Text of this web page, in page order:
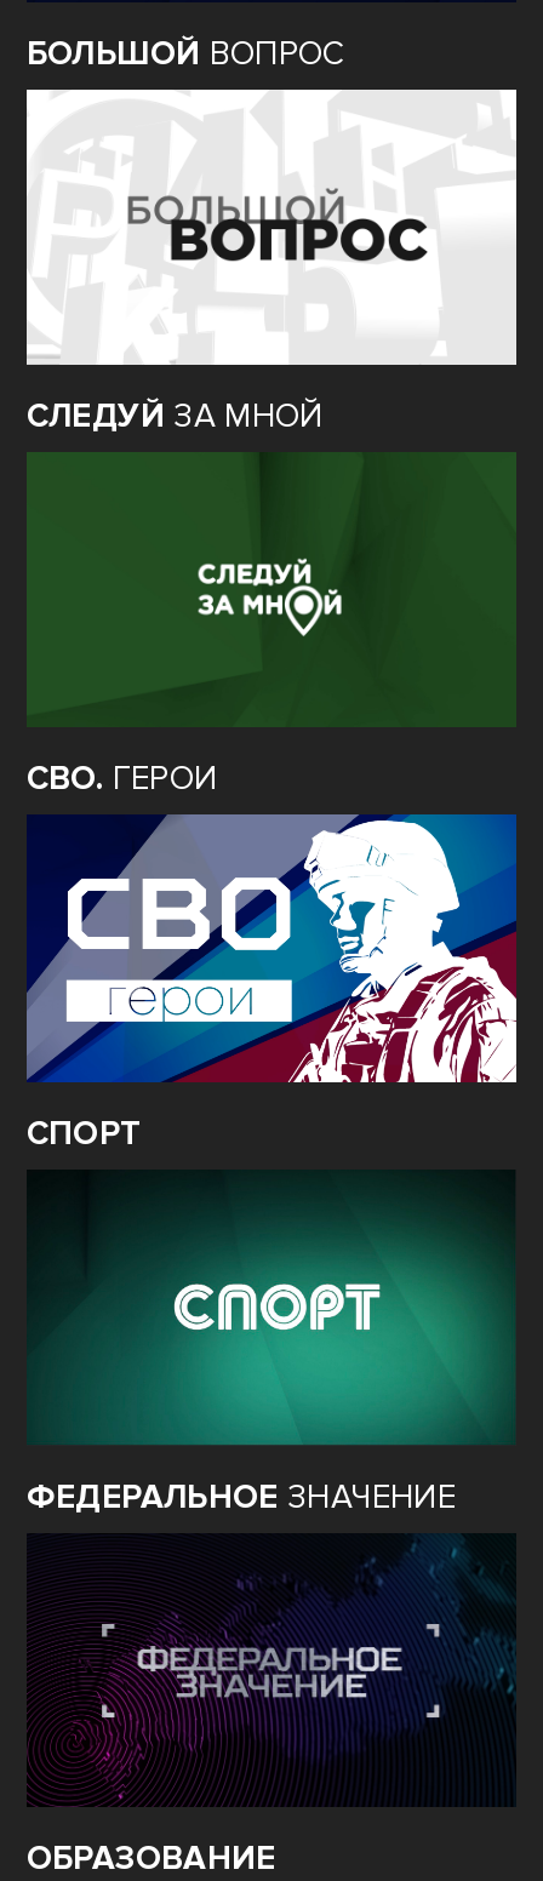
БОЛЬШОЙ ВОПРОС
СЛЕДУЙ ЗА МНОЙ
СВО. ГЕРОИ
СПОРТ
ФЕДЕРАЛЬНОЕ ЗНАЧЕНИЕ
ОБРАЗОВАНИЕ